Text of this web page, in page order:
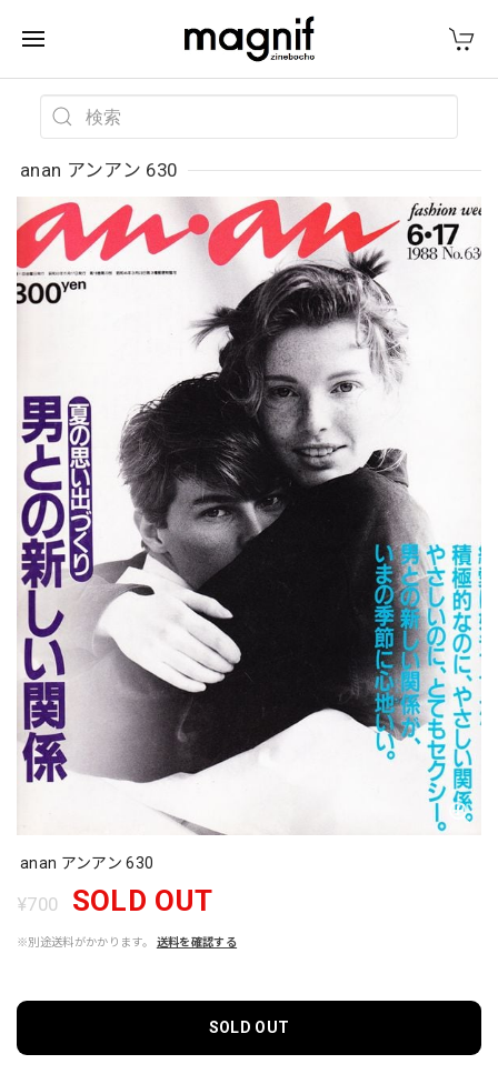
anan アンアン 630
anan アンアン 630
¥700 SOLD OUT
※別途送料がかかります。 送料を確認する
SOLD OUT